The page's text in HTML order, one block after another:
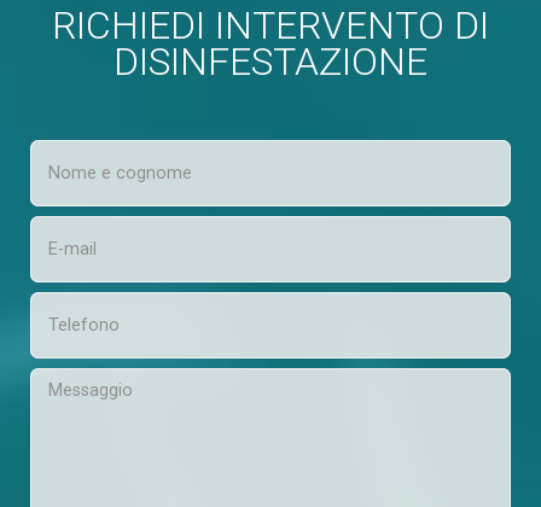
RICHIEDI INTERVENTO DI
DISINFESTAZIONE